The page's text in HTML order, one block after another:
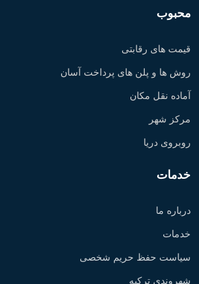
محبوب
قیمت های رقابتی
روش ها و پلن های پرداخت آسان
آماده نقل مکان
مرکز شهر
روبروی دریا
خدمات
درباره ما
خدمات
سیاست حفظ حریم شخصی
شهروندی ترکیه